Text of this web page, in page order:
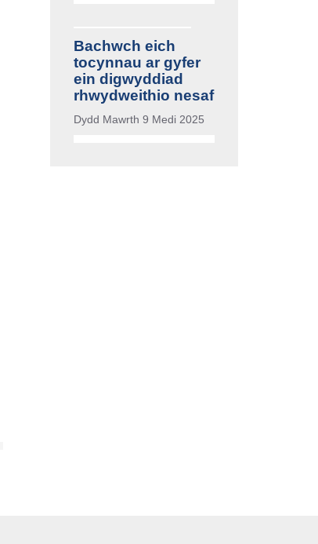
Bachwch eich
tocynnau ar gyfer
ein digwyddiad
rhwydweithio nesaf
Dydd Mawrth 9 Medi 2025